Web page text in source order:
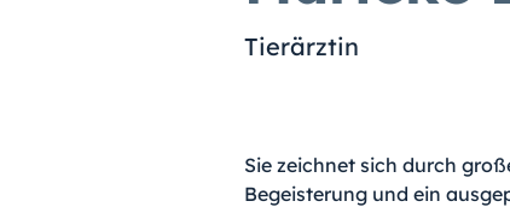
Tierärztin ⠀
Sie zeichnet sich durch
Begeisterung und ein